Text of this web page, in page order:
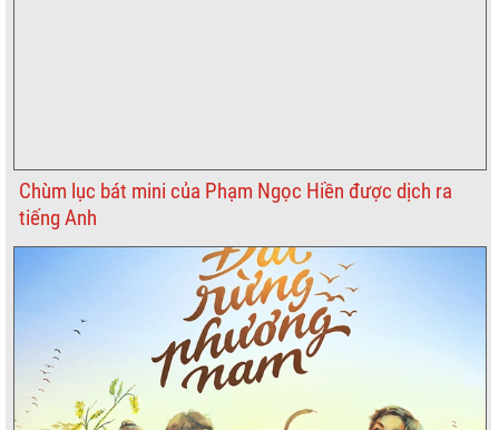
Chùm lục bát mini của Phạm Ngọc Hiền được dịch ra
tiếng Anh